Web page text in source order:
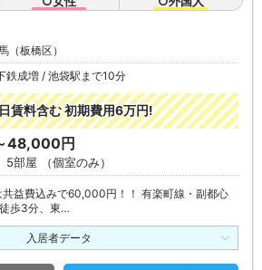
（板橋区）
鉄成増
池袋駅まで10分
賃料含む 初期費用6万円!
48,000円
5部屋 （個室のみ）
益費込みで60,000円！！ 有楽町線・副都心
歩3分、東…
入居者データ